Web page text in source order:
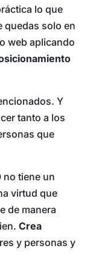
lo que
quedas solo en
web aplicando
Y
tanto a los
que
no tiene un
virtud que
de manera
Crea
y personas y